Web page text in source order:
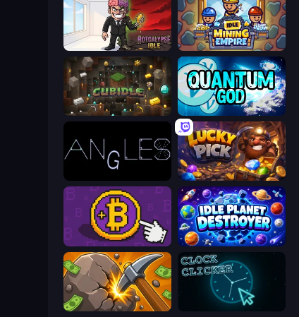
Rotcalypse: Idle Incremental Idle Mining Empire
Cubidle Quantum God
Lucky Pick
Money Maker Idle Planet Destroyer
Mine Clicker Clock Clicker